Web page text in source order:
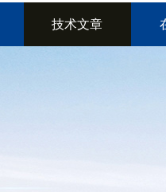
技术文章